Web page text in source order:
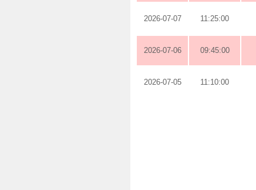
2026-07-07 11:25:00
2026-07-06 09:45:00
2026-07-05 11:10:00